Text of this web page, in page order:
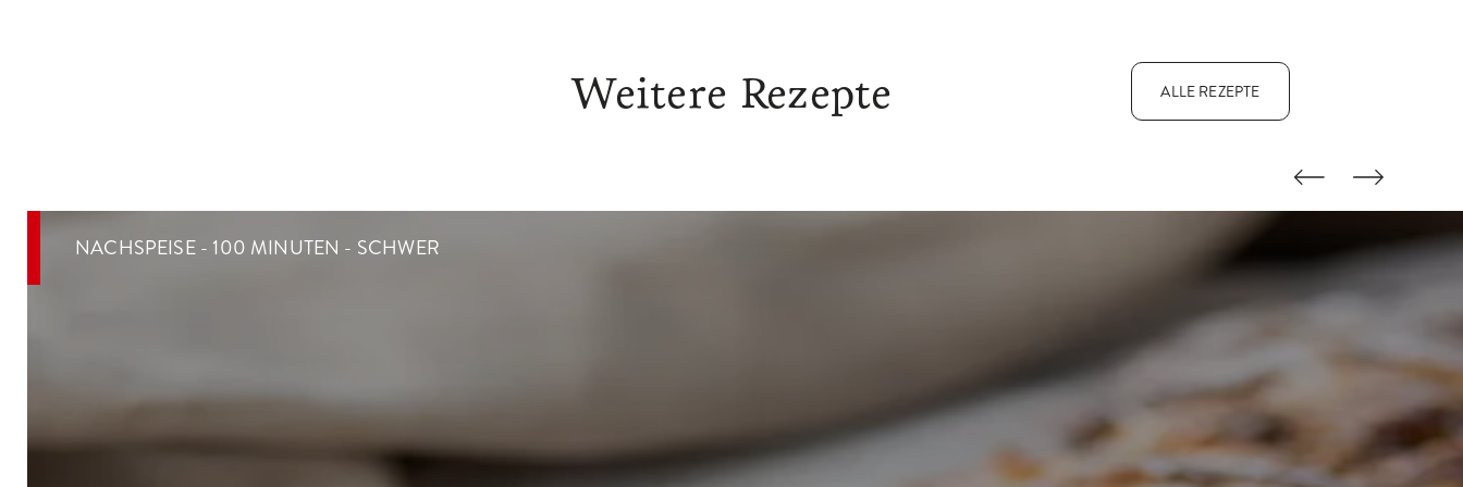
Weitere Rezepte ALLE REZEPTE
NACHSPEISE - 100 MINUTEN - SCHWER